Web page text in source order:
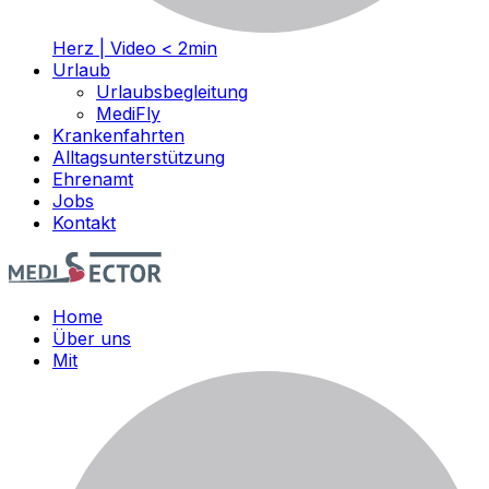
Herz | Video < 2min
Urlaub
Urlaubsbegleitung
MediFly
Krankenfahrten
Alltagsunterstützung
Ehrenamt
Jobs
Kontakt
Home
Über uns
Mit